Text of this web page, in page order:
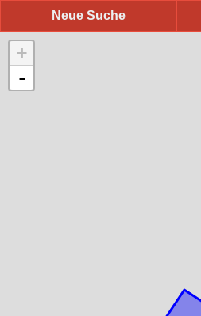
Neue Suche
+
-